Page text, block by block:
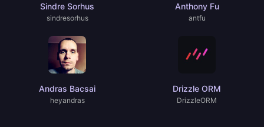
Sindre Sorhus
sindresorhus
Anthony Fu
antfu
Andras Bacsai
heyandras
Drizzle ORM
DrizzleORM